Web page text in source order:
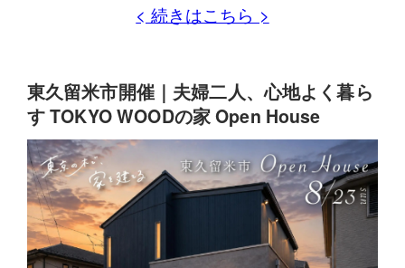
< 続きはこちら >
東久留米市開催｜夫婦二人、心地よく暮ら
す TOKYO WOODの家 Open House